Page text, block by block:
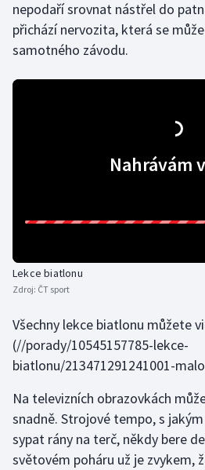
Parasport
Rychlostní kanoistika
Short track
Sportovní střelba
Stolní tenis
Triatlon
Veslování
Vodní slalom
nepodaří srovnat nástřel do
přichází nervozita, která se
samotného závodu.
Nahrávám
Lekce biatlonu
Zdroj: ČT sport
Všechny lekce biatlonu můžete
(//porady/10545157785-lekce-
biatlonu/213471291241001-
Na televizních obrazovkách
snadně. Strojové tempo, s
sypat rány na terč, někdy bere
světovém poháru už je zvykem,